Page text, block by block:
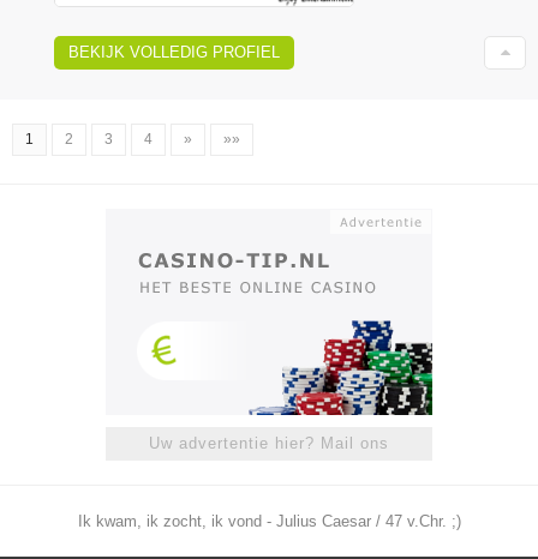
BEKIJK VOLLEDIG PROFIEL
1 2 3 4 » »»
Uw advertentie hier? Mail ons
Ik kwam, ik zocht, ik vond - Julius Caesar / 47 v.Chr. ;)